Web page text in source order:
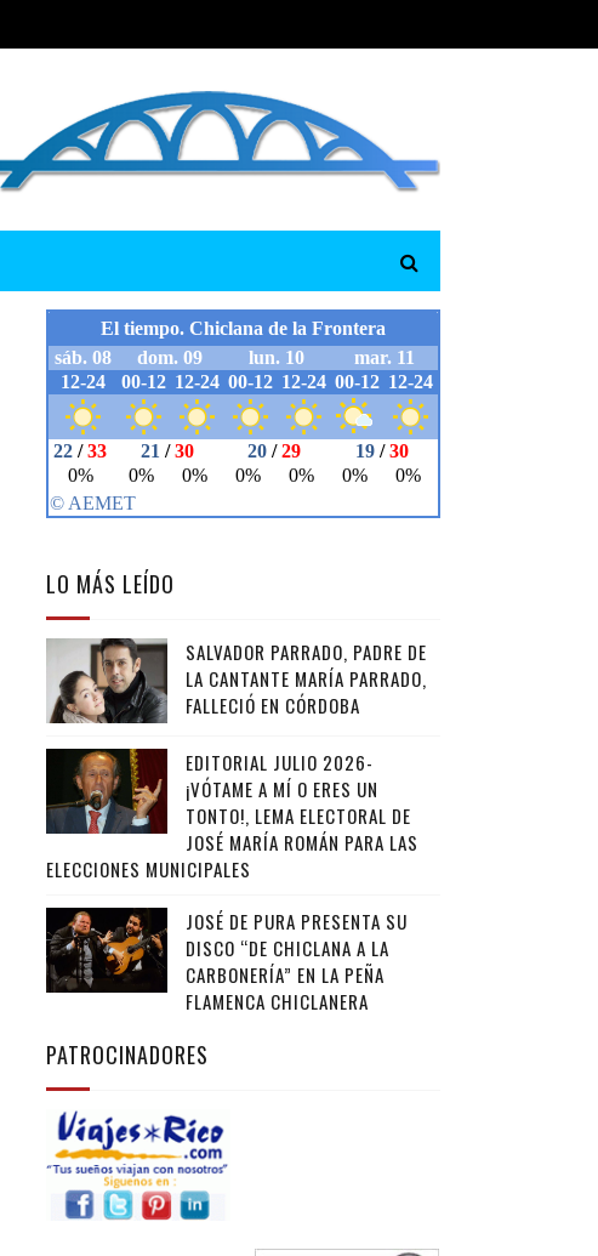
LO MÁS LEÍDO
SALVADOR PARRADO, PADRE DE
LA CANTANTE MARÍA PARRADO,
FALLECIÓ EN CÓRDOBA
EDITORIAL JULIO 2026-
¡VÓTAME A MÍ O ERES UN
TONTO!, LEMA ELECTORAL DE
JOSÉ MARÍA ROMÁN PARA LAS
ELECCIONES MUNICIPALES
JOSÉ DE PURA PRESENTA SU
DISCO “DE CHICLANA A LA
CARBONERÍA” EN LA PEÑA
FLAMENCA CHICLANERA
PATROCINADORES